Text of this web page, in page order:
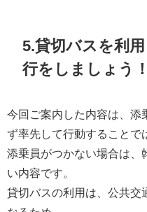
5.貸切バスを利
行をしましょう！
今回ご案内した内容は、添
ず率先して行動することで
添乗員がつかない場合は、
い内容です。
貸切バスの利用は、公共交